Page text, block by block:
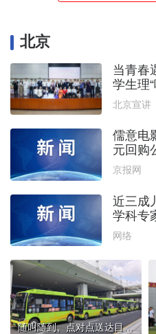
北京
当青春
学生理
会开讲！
北京宣讲
儒意电
元回购
京报网
近三成
学科专
网络
随叫随到、点对点送达目的地，这款“网约公交”在海口上线